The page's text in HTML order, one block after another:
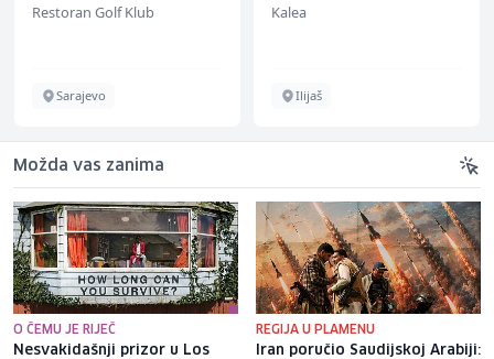
Restoran Golf Klub
Sarajevo
Kalea
Ilijaš
Možda vas zanima
O ČEMU JE RIJEČ
Nesvakidašnji prizor u Los
REGIJA U PLAMENU
Iran poručio Saudijskoj Arabiji: